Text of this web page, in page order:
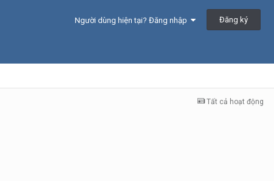
Người dùng hiện tại? Đăng nhập Đăng ký
Tất cả hoạt động